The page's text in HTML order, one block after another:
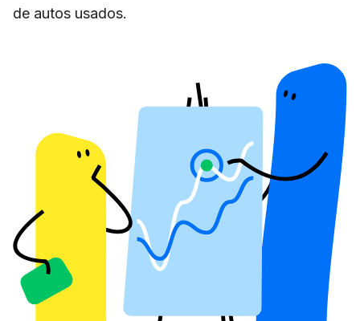
de autos usados.